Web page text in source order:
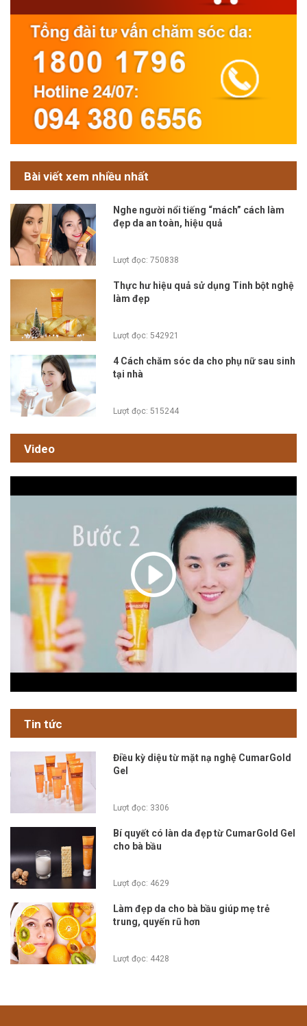
Bài viết xem nhiều nhất
Nghe người nổi tiếng “mách” cách làm
đẹp da an toàn, hiệu quả
Lượt đọc: 750838
Thực hư hiệu quả sử dụng Tinh bột nghệ
làm đẹp
Lượt đọc: 542921
4 Cách chăm sóc da cho phụ nữ sau sinh
tại nhà
Lượt đọc: 515244
Video
Tin tức
Điều kỳ diệu từ mặt nạ nghệ CumarGold
Gel
Lượt đọc: 3306
Bí quyết có làn da đẹp từ CumarGold Gel
cho bà bầu
Lượt đọc: 4629
Làm đẹp da cho bà bầu giúp mẹ trẻ
trung, quyến rũ hơn
Lượt đọc: 4428